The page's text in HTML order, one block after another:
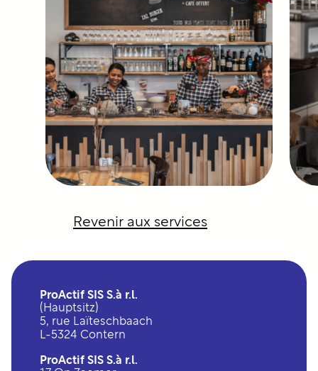
Revenir aux services
ProActif SIS S.à r.l.
(Hauptsitz)
5, rue Laïteschbaach
L-5324 Contern
ProActif SIS S.à r.l.